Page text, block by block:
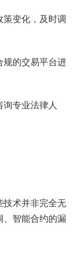
变化，及时调
规的交易平台进
专业法律人
技术并非完全无
智能合约的漏